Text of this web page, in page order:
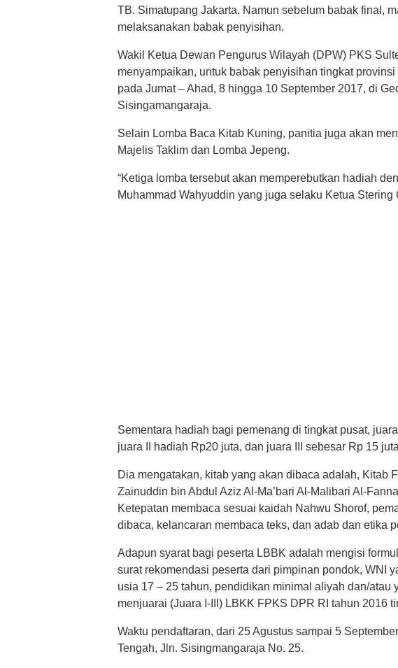
TB. Simatupang Jakarta. Namun sebelum babak final,
melaksanakan babak penyisihan.
Wakil Ketua Dewan Pengurus Wilayah (DPW) PKS
menyampaikan, untuk babak penyisihan tingkat
pada Jumat – Ahad, 8 hingga 10 September 2017, di
Sisingamangaraja.
Selain Lomba Baca Kitab Kuning, panitia juga akan
Majelis Taklim dan Lomba Jepeng.
“Ketiga lomba tersebut akan memperebutkan hadiah
Muhammad Wahyuddin yang juga selaku Ketua Stering
Sementara hadiah bagi pemenang di tingkat pusat,
juara II hadiah Rp20 juta, dan juara III sebesar Rp 15
Dia mengatakan, kitab yang akan dibaca adalah, Kitab
Zainuddin bin Abdul Aziz Al-Ma’bari Al-Malibari Al-
Ketepatan membaca sesuai kaidah Nahwu Shorof,
dibaca, kelancaran membaca teks, dan adab dan etika
Adapun syarat bagi peserta LBBK adalah mengisi
surat rekomendasi peserta dari pimpinan pondok, WNI
usia 17 – 25 tahun, pendidikan minimal aliyah dan/atau
menjuarai (Juara I-III) LBKK FPKS DPR RI tahun 2016
Waktu pendaftaran, dari 25 Agustus sampai 5
Tengah, Jln. Sisingmangaraja No. 25.